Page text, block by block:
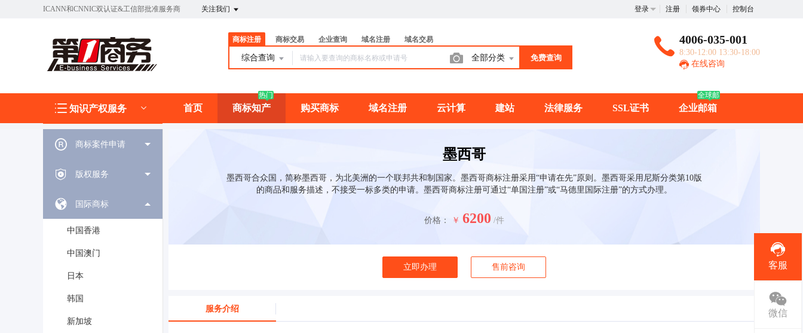
ICANN和CNNIC双认证&工信部批准服务商 关注我们 登录 注册 领券中心 控制台
商标注册 商标交易 企业查询 域名注册 域名交易
综合查询 全部分类 免费查询
4006-035-001
8:30-12:00 13:30-18:00
在线咨询
知识产权服务 首页 商标知产
热门
购买商标 域名注册 云计算 建站 法律服务 SSL证书 企业邮箱
全球邮
商标案件申请
版权服务
国际商标
中国香港
中国澳门
日本
韩国
新加坡
墨西哥
墨西哥合众国，简称墨西哥，为北美洲的一个联邦共和制国家。墨西哥商标注册采用“申请在先”原则。墨西哥采用尼斯分类第10版
的商品和服务描述，不接受一标多类的申请。墨西哥商标注册可通过“单国注册”或“马德里国际注册”的方式办理。
价格： ￥ 6200 /件
立即办理 售前咨询
服务介绍
客服
微信